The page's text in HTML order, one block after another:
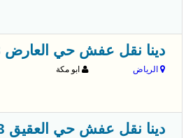
دينا نقل عفش حي العارض 0532946423
الرياض ابو مكة
دينا نقل عفش حي العقيق 0532946423